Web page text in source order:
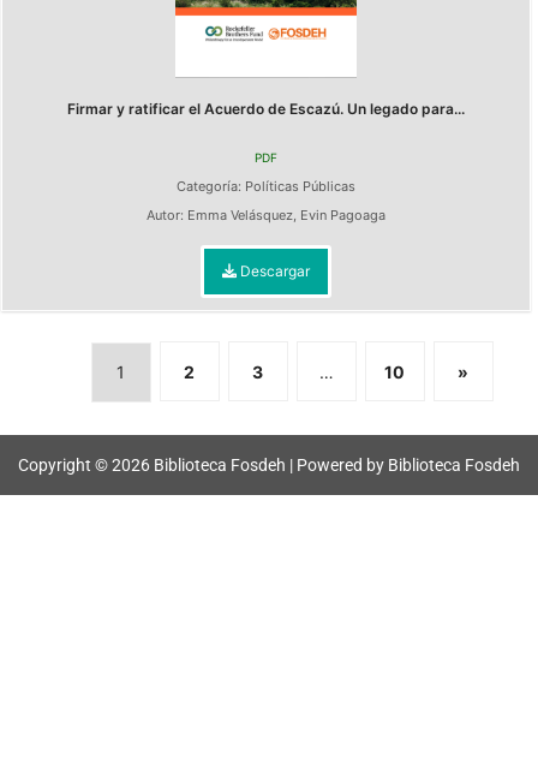
Firmar y ratificar el Acuerdo de Escazú. Un legado para...
PDF
Categoría: Políticas Públicas
Autor: Emma Velásquez, Evin Pagoaga
Descargar
1 2 3 … 10 »
Copyright © 2026 Biblioteca Fosdeh | Powered by Biblioteca Fosdeh